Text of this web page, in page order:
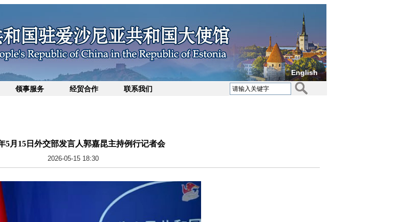
English
领事服务 经贸合作 联系我们
5月15日外交部发言人郭嘉昆主持例行记者会
2026-05-15 18:30